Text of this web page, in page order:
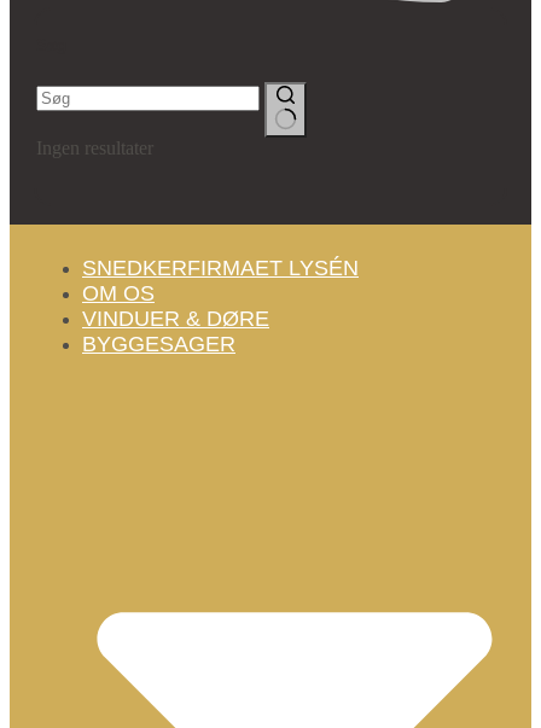
Ingen resultater
SNEDKERFIRMAET LYSÉN
OM OS
VINDUER & DØRE
BYGGESAGER